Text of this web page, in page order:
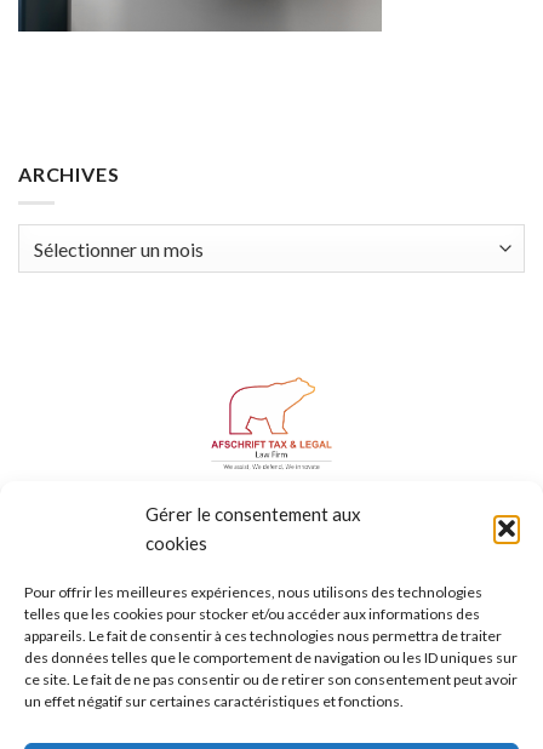
Gérer le consentement aux
cookies
Pour offrir les meilleures expériences, nous utilisons des technologies
telles que les cookies pour stocker et/ou accéder aux informations des
appareils. Le fait de consentir à ces technologies nous permettra de traiter
des données telles que le comportement de navigation ou les ID uniques sur
ce site. Le fait de ne pas consentir ou de retirer son consentement peut avoir
un effet négatif sur certaines caractéristiques et fonctions.
ARCHIVES
BRUSSELS | GENEVA | FREIBURG | MADRID | TEL AVIV
Mentions légales-
POUR UNE INFORMATION OU POUR FIXER